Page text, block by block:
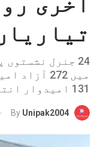
میں 272
131 امیدوار انتخابی دوڑ کا حصہ۔
By Unipak2004